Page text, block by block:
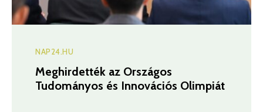
NAP24.HU
Meghirdették az Országos
Tudományos és Innovációs Olimpiát